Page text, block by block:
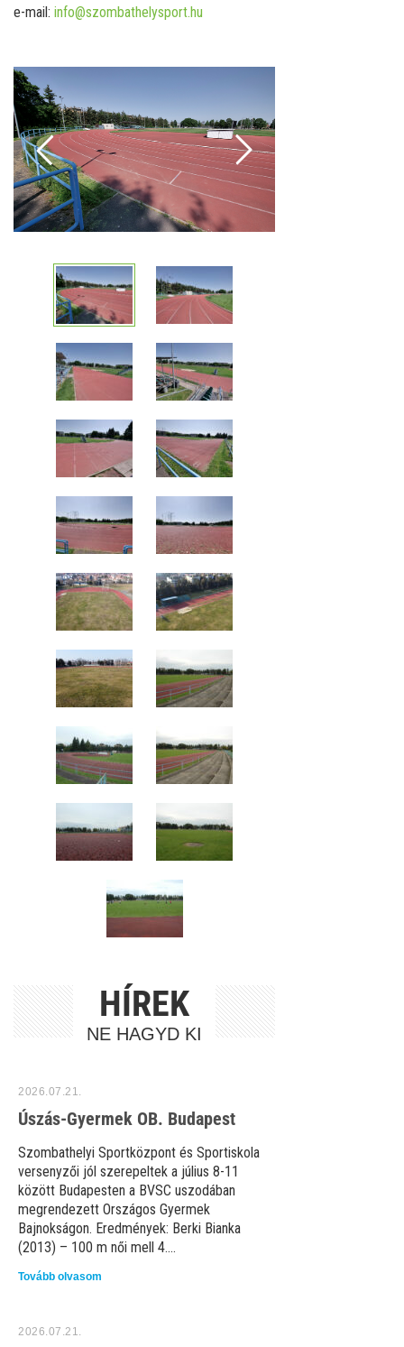
e-mail: info@szombathelysport.hu
HÍREK
NE HAGYD KI
2026.07.21.
Úszás-Gyermek OB. Budapest
Szombathelyi Sportközpont és Sportiskola
versenyzői jól szerepeltek a július 8-11
között Budapesten a BVSC uszodában
megrendezett Országos Gyermek
Bajnokságon. Eredmények: Berki Bianka
(2013) – 100 m női mell 4....
Tovább olvasom
2026.07.21.